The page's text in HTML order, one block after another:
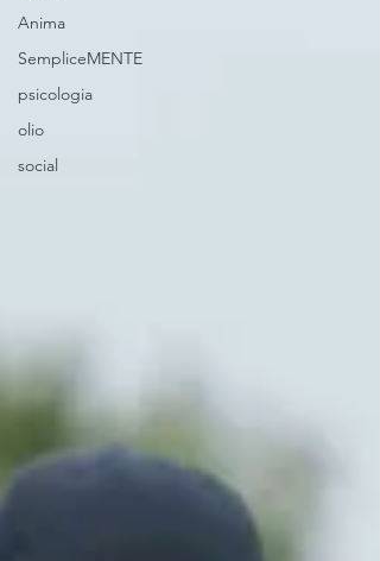
Anima
SempliceMENTE
psicologia
olio
social